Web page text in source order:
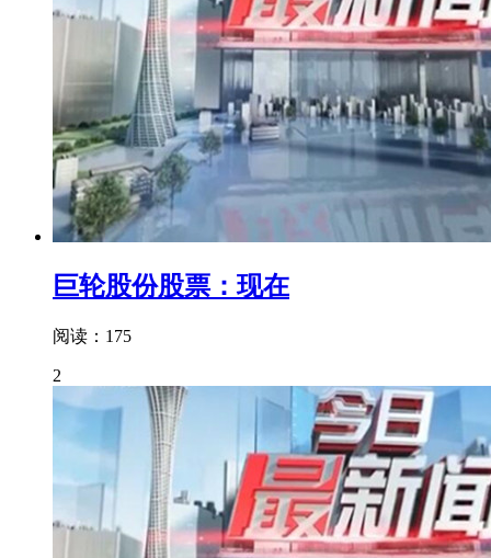
巨轮股份股票：现在
阅读：175
2